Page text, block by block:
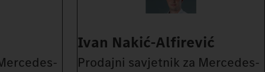
Ivan Nakić-Alfirević
Prodajni savjetnik za Mercedes-